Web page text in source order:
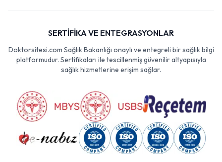
SERTİFİKA VE ENTEGRASYONLAR
Doktorsitesi.com Sağlık Bakanlığı onaylı ve entegreli bir sağlık bilgi
platformudur. Sertifikaları ile tescillenmiş güvenilir altyapısıyla
sağlık hizmetlerine erişim sağlar.